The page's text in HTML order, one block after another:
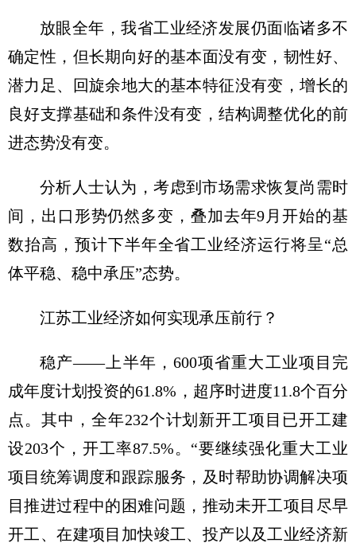
放眼全年，我省工业经济发展仍面临诸多不
确定性，但长期向好的基本面没有变，韧性好、
潜力足、回旋余地大的基本特征没有变，增长的
良好支撑基础和条件没有变，结构调整优化的前
进态势没有变。
分析人士认为，考虑到市场需求恢复尚需时
间，出口形势仍然多变，叠加去年9月开始的基
数抬高，预计下半年全省工业经济运行将呈“总
体平稳、稳中承压”态势。
江苏工业经济如何实现承压前行？
稳产——上半年，600项省重大工业项目完
成年度计划投资的61.8%，超序时进度11.8个百分
点。其中，全年232个计划新开工项目已开工建
设203个，开工率87.5%。“要继续强化重大工业
项目统筹调度和跟踪服务，及时帮助协调解决项
目推进过程中的困难问题，推动未开工项目尽早
开工、在建项目加快竣工、投产以及工业经济新